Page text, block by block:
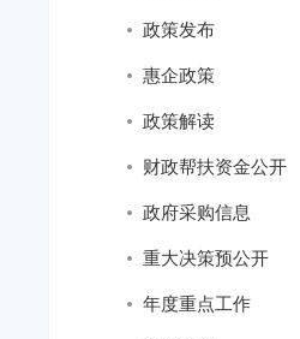
政策发布
惠企政策
政策解读
财政帮扶资金公开
政府采购信息
重大决策预公开
年度重点工作